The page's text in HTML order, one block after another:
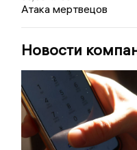
Атака мертвецов
Новости